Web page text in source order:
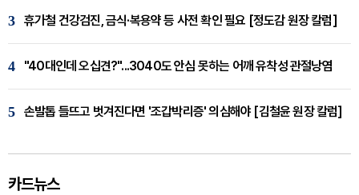
3 휴가철 건강검진, 금식·복용약 등 사전 확인 필요 [정도감 원장 칼럼]
4 "40대인데 오십견?"...3040도 안심 못하는 어깨 유착성 관절낭염
5 손발톱 들뜨고 벗겨진다면 '조갑박리증' 의심해야 [김철윤 원장 칼럼]
카드뉴스